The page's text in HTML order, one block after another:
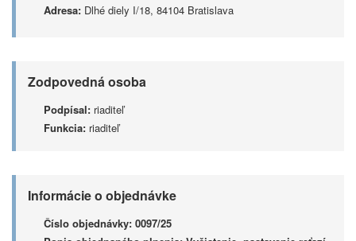
Adresa: Dlhé diely I/18, 84104 Bratislava
Zodpovedná osoba
Podpísal: riaditeľ
Funkcia: riaditeľ
Informácie o objednávke
Číslo objednávky: 0097/25